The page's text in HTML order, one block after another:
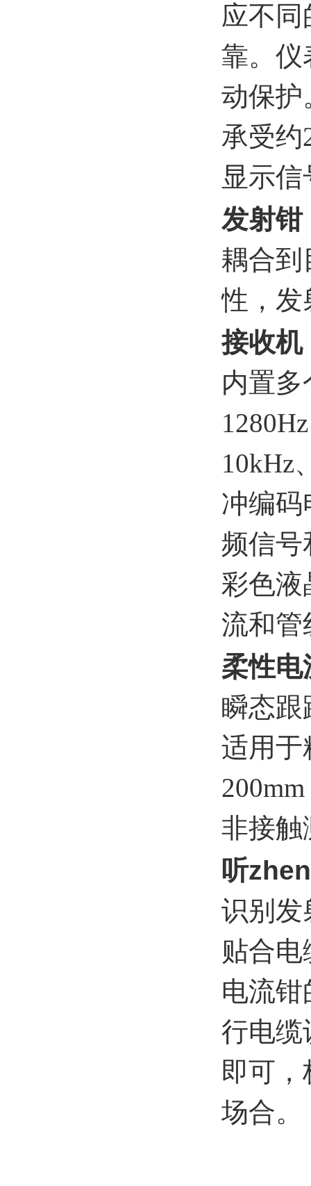
应不
靠。仪
动保护
承受约
显示
发射钳
耦合到
性，发
接收机
内置多
10kHz
冲编码
频信号
彩色液
流和管
柔性电
瞬态跟
适用于
非接触
听
识别发
贴合
电流
行电缆
即可
场合。